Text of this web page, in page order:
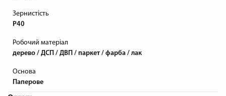
Зернистість
P40
Робочий матеріал
дерево / ДСП / ДВП / паркет / фарба / лак
Основа
Паперове